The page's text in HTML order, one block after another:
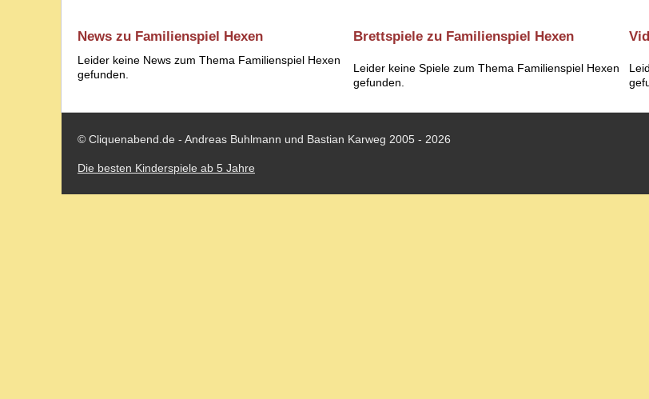
News zu Familienspiel Hexen
Leider keine News zum Thema Familienspiel Hexen
gefunden.
Brettspiele zu Familienspiel Hexen
Leider keine Spiele zum Thema Familienspiel Hexen
gefunden.
© Cliquenabend.de - Andreas Buhlmann und Bastian Karweg 2005 - 2026
Die besten Kinderspiele ab 5 Jahre